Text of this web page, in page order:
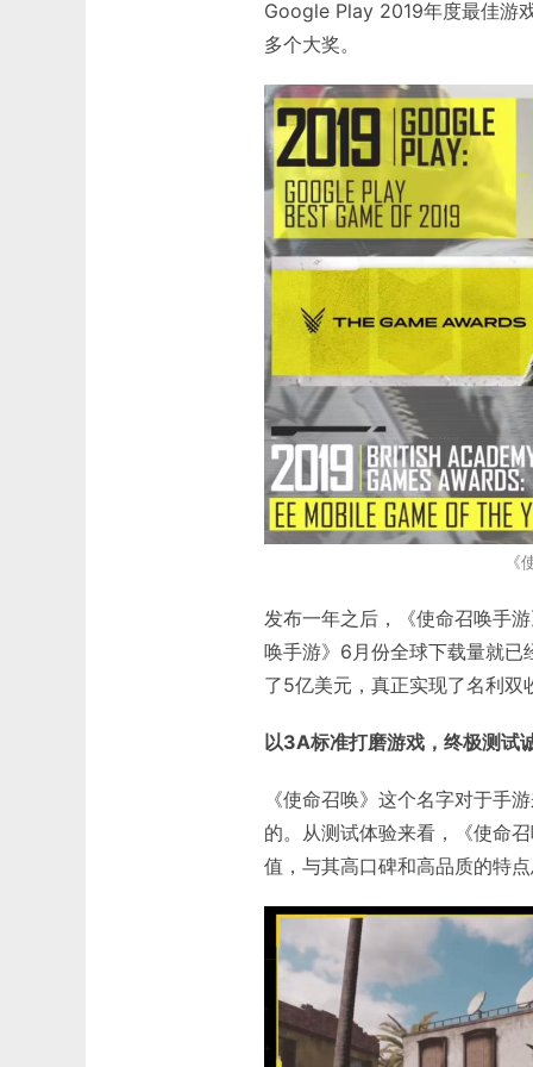
玩家高口碑之外，《使命召唤
Google Play 2019年度最佳游
多个大奖。
《
发布一年之后，《使命召唤手
唤手游》6月份全球下载量就
以3A标准打磨游戏，终极测试
《使命召唤》这个名字对于手
的。从测试体验来看，《使命
值，与其高口碑和高品质的特